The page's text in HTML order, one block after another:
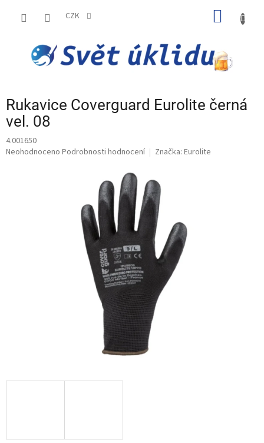
CZK
Rukavice Coverguard Eurolite černá
vel. 08
4.001650
Průměrné
Neohodnoceno Podrobnosti hodnocení Značka: Eurolite